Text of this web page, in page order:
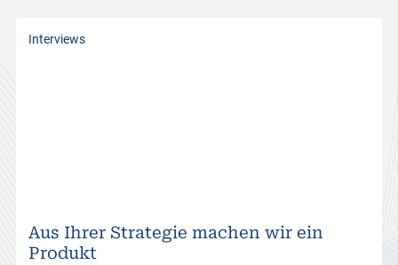
Interviews
Aus Ihrer Strategie machen wir ein
Produkt